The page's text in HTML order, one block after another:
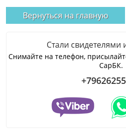
Вернуться на главную
Стали свидетелями
Снимайте на телефон,
СарБК.